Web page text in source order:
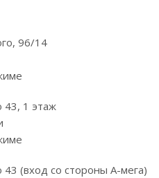
96/14
1 этаж
(вход со стороны А-мега)